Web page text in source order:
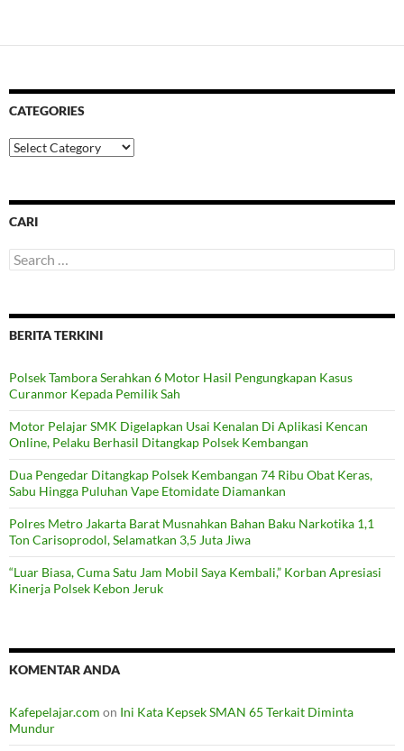
CATEGORIES
Categories
CARI
Search
for:
BERITA TERKINI
Polsek Tambora Serahkan 6 Motor Hasil Pengungkapan Kasus
Curanmor Kepada Pemilik Sah
Motor Pelajar SMK Digelapkan Usai Kenalan Di Aplikasi Kencan
Online, Pelaku Berhasil Ditangkap Polsek Kembangan
Dua Pengedar Ditangkap Polsek Kembangan 74 Ribu Obat Keras,
Sabu Hingga Puluhan Vape Etomidate Diamankan
Polres Metro Jakarta Barat Musnahkan Bahan Baku Narkotika 1,1
Ton Carisoprodol, Selamatkan 3,5 Juta Jiwa
“Luar Biasa, Cuma Satu Jam Mobil Saya Kembali,” Korban Apresiasi
Kinerja Polsek Kebon Jeruk
KOMENTAR ANDA
Kafepelajar.com on Ini Kata Kepsek SMAN 65 Terkait Diminta
Mundur